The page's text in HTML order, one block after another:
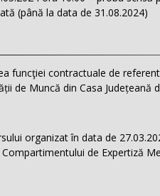
(până la data de 31.08.2024)
funcţiei contractuale de
de Muncă din Casa Județeană
organizat în data de
de Expertiză